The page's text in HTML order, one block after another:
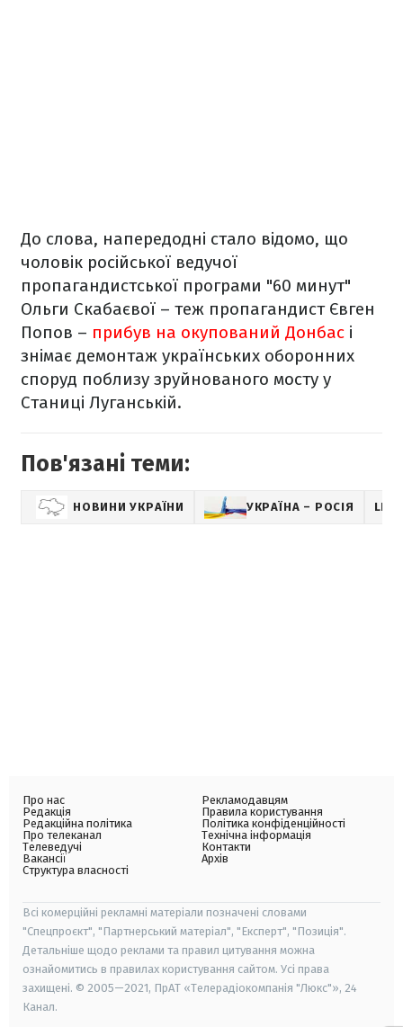
До слова, напередодні стало відомо, що
чоловік російської ведучої
пропагандистської програми "60 минут"
Ольги Скабаєвої – теж пропагандист Євген
Попов – прибув на окупований Донбас і
знімає демонтаж українських оборонних
споруд поблизу зруйнованого мосту у
Станиці Луганській.
Пов'язані теми:
НОВИНИ УКРАЇНИ УКРАЇНА – РОСІЯ
Про нас
Редакція
Редакційна політика
Про телеканал
Телеведучі
Вакансії
Структура власності
Рекламодавцям
Правила користування
Політика конфіденційності
Технічна інформація
Контакти
Архів
Всі комерційні рекламні матеріали позначені словами
"Спецпроєкт", "Партнерський матеріал", "Експерт", "Позиція".
Детальніше щодо реклами та правил цитування можна
ознайомитись в правилах користування сайтом. Усі права
захищені. © 2005—2021, ПрАТ «Телерадіокомпанія "Люкс"», 24
Канал.